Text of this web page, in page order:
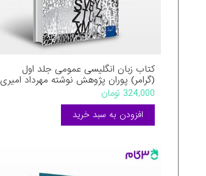
کتاب زبان انگلیسی عمومی جلد اول
(گرامر) پوران پژوهش نوشته مهرداد امیری
324,000 تومان